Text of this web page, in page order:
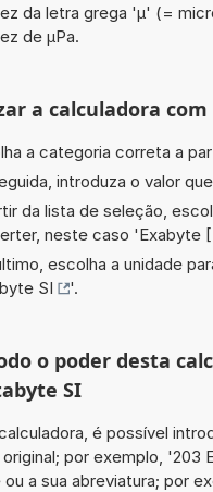
da letra grega 'µ' (=
de µPa.
a calculadora com
a categoria correta a
introduza o valor
da lista de seleção,
neste caso 'Exabyte
escolha a unidade
SI
'.
o poder desta
SI
é possível
por exemplo,
ou a sua abreviatura; por